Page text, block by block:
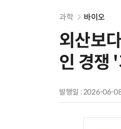
과학 바이오
외산보
인 경쟁
발행일 : 2026-06-